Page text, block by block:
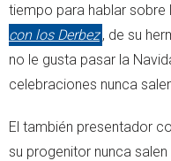
tiempo para hablar
con los Derbez , de su
no le gusta pasar la
celebraciones nunca
El también presentador
su progenitor nunca